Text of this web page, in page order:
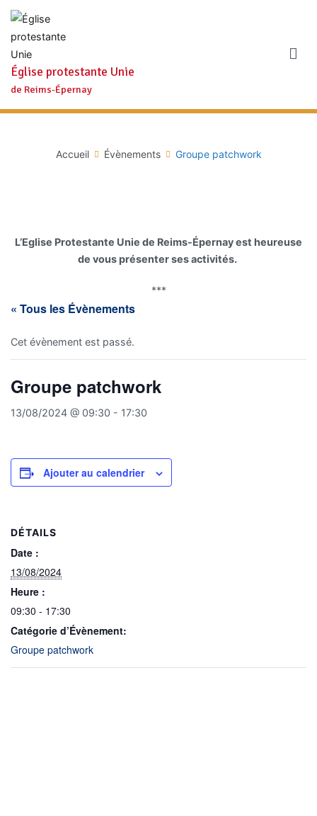
Aller
contenu
Église protestante Unie
de Reims-Épernay
Accueil Évènements Groupe patchwork
L’Eglise Protestante Unie de Reims-Épernay est heureuse
de vous présenter ses activités.
***
« Tous les Évènements
Cet évènement est passé.
Groupe patchwork
13/08/2024 @ 09:30 - 17:30
Ajouter au calendrier
DÉTAILS
Date :
13/08/2024
Heure :
09:30 - 17:30
Catégorie d’Évènement:
Groupe patchwork